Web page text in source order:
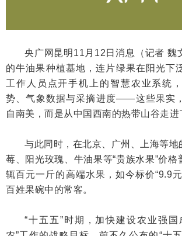
央广网昆明11月12日消息（记者 魏
的牛油果种植基地，连片绿果在阳光下
工作人员点开手机上的智慧农业系统
势、气象数据与采摘进度——这些果实
自南美，而是从中国西南的热带山谷走进
与此同时，在北京、广州、上海等地
莓、阳光玫瑰、牛油果等“贵族水果”价格
辄百元一斤的高端水果，如今标价“9.9
百姓果碗中的常客。
“十五五”时期，加快建设农业强国